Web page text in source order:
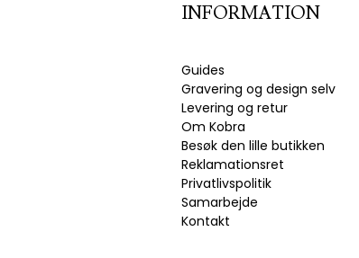
INFORMATION
Guides
Gravering og design selv
Levering og retur
Om Kobra
Besøk den lille butikken
Reklamationsret
Privatlivspolitik
Samarbejde
Kontakt